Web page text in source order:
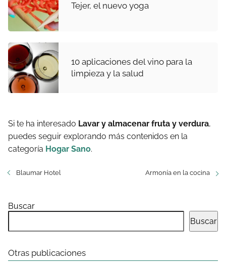
Tejer, el nuevo yoga
10 aplicaciones del vino para la
limpieza y la salud
Si te ha interesado Lavar y almacenar fruta y verdura,
puedes seguir explorando más contenidos en la
categoría Hogar Sano.
Blaumar Hotel Armonía en la cocina
Buscar
Buscar
Otras publicaciones